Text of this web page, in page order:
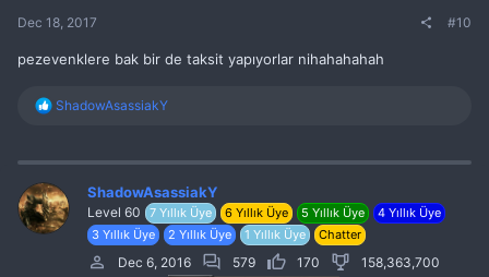
Dec 18, 2017 #10
pezevenklere bak bir de taksit yapıyorlar nihahahahah
R
i
o
n
ShadowAsassiakY
ShadowAsassiakY
Level 60 7 Yıllık Üye 6 Yıllık Üye 5 Yıllık Üye
4 Yıllık Üye
3 Yıllık Üye
2 Yıllık Üye 1 Yıllık Üye Chatter
Dec 6, 2016 579 170 158,363,700